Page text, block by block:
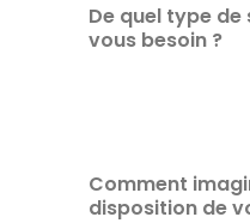
De quel type
vous besoin ?
Comment
disposition de